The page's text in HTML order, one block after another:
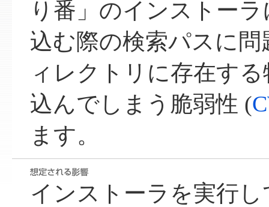
り番」のインストー
込む際の検索パスに
ィレクトリに存在す
込んでしまう脆弱性 (
ます。
インストーラを実行